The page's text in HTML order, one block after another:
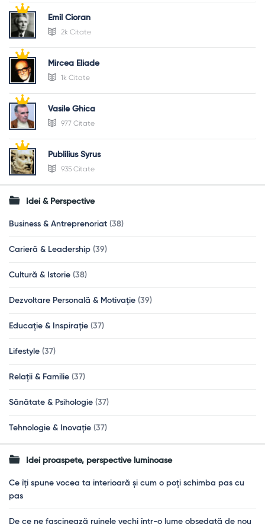
Emil Cioran
2k Citate
Mircea Eliade
1k Citate
Vasile Ghica
977 Citate
Publilius Syrus
935 Citate
Idei & Perspective
Business & Antreprenoriat (38)
Carieră & Leadership (39)
Cultură & Istorie (38)
Dezvoltare Personală & Motivație (39)
Educație & Inspirație (37)
Lifestyle (37)
Relații & Familie (37)
Sănătate & Psihologie (37)
Tehnologie & Inovație (37)
Idei proaspete, perspective luminoase
Ce îți spune vocea ta interioară și cum o poți schimba pas cu
pas
De ce ne fascinează ruinele vechi într-o lume obsedată de nou